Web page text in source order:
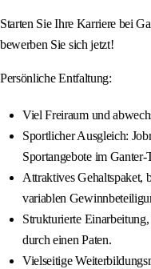
Starten Sie Ihre Karriere bei
bewerben Sie sich jetzt!
Persönliche Entfaltung:
Viel Freiraum und
Sportlicher Ausgleich:
Sportangebote im Ganter-
Attraktives Gehaltspaket,
variablen
Strukturierte
durch einen Paten.
Vielseitige